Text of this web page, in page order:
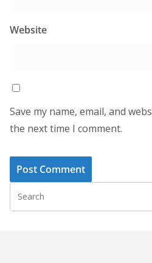
Website
Save my name, email, and
the next time I comment.